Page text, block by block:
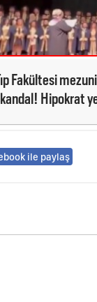
Fakültesi
Hipokrat
ile paylaş